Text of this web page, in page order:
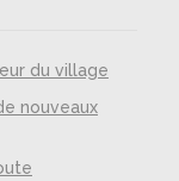
du village
nouveaux